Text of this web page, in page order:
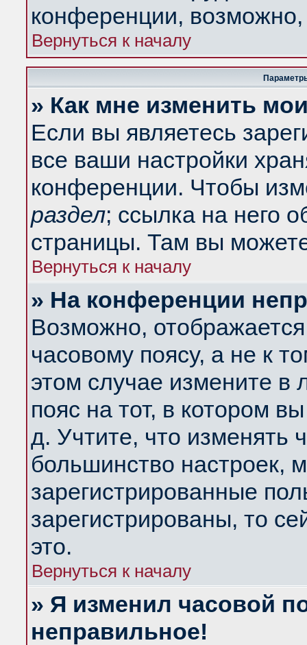
конференции,
Вернуться к началу
» Как мне изменить
Если вы являетесь
все ваши настройки
конференции. Чтобы
раздел; ссылка на него
страницы. Там вы
Вернуться к началу
» На конференции
Возможно,
часовому поясу, а не к
этом случае измените в
пояс на тот, в котором
д. Учтите, что изменять
большинство настроек,
зарегистрированные
зарегистрированы, то
это.
Вернуться к началу
» Я изменил часовой
неправильное!